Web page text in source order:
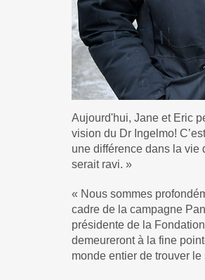
Aujourd'hui, Jane et Eric
vision du Dr Ingelmo!
une différence dans la vie
serait ravi. »
« Nous sommes
cadre de la campagne
présidente de la
demeureront à la fine
monde entier de trouver